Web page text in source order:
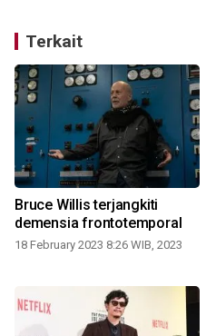
Terkait
Bruce Willis terjangkiti
demensia frontotemporal
18 February 2023 8:26 WIB, 2023